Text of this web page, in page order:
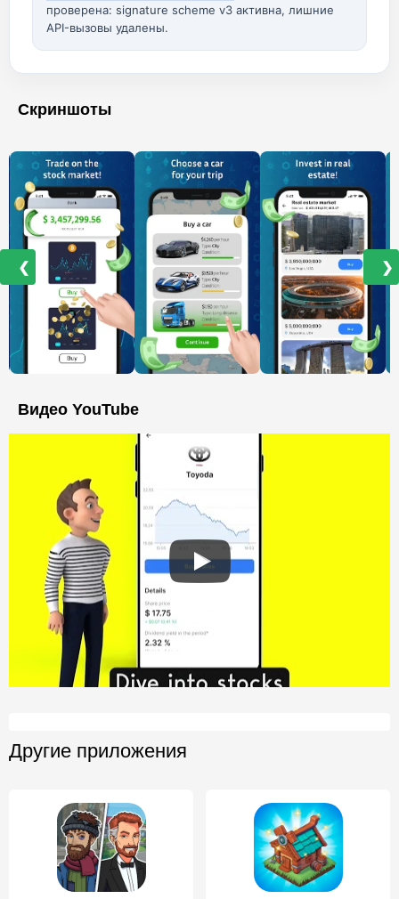
проверена: signature scheme v3 активна, лишние
API-вызовы удалены.
Скриншоты
❮ ❯
Видео YouTube
Другие приложения